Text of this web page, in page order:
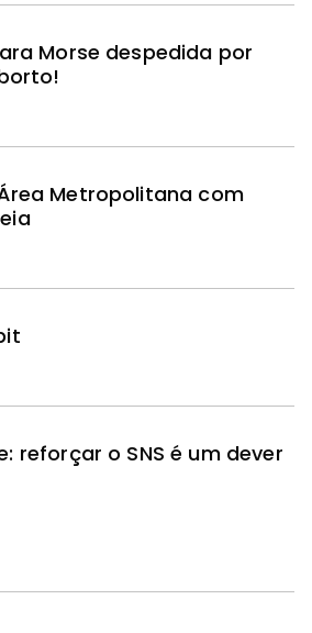
Morse despedida por
Metropolitana com
reforçar o SNS é um dever